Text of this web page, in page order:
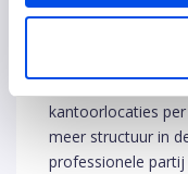
kantoorlocaties
meer structuur in
professionele